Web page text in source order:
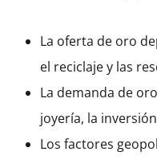
La oferta de oro
el reciclaje y las
La demanda de
joyería, la
Los factores